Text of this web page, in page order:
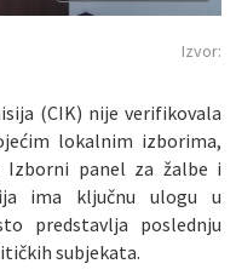
Izvor:
(CIK) nije verifikovala
lokalnim izborima,
Izborni panel za žalbe i
ima ključnu ulogu u
predstavlja poslednju
subjekata.